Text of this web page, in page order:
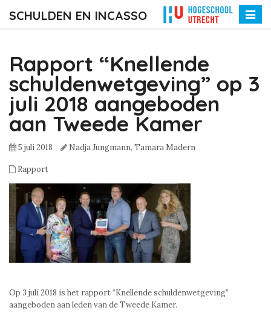
SCHULDEN EN INCASSO
Toggle
Rapport “Knellende
schuldenwetgeving” op 3
juli 2018 aangeboden
aan Tweede Kamer
5 juli 2018 Nadja Jungmann, Tamara Madern
Rapport
Op 3 juli 2018 is het rapport “Knellende schuldenwetgeving”
aangeboden aan leden van de Tweede Kamer.